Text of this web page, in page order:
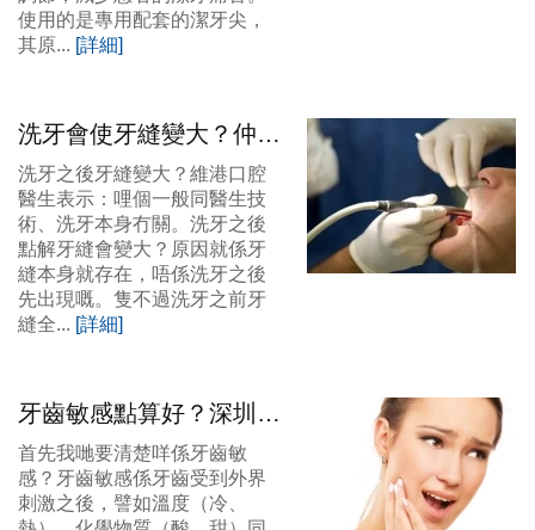
使用的是專用配套的潔牙尖，
其原... [詳細]
洗牙會使牙縫變大？仲會
染病？維港口腔爲你解決
迷思！
洗牙之後牙縫變大？維港口腔
醫生表示：哩個一般同醫生技
術、洗牙本身冇關。洗牙之後
點解牙縫會變大？原因就係牙
縫本身就存在，唔係洗牙之後
先出現嘅。隻不過洗牙之前牙
縫全... [詳細]
牙齒敏感點算好？深圳治
療牙齒敏感牙科幫到你！
首先我哋要清楚咩係牙齒敏
感？牙齒敏感係牙齒受到外界
刺激之後，譬如溫度（冷、